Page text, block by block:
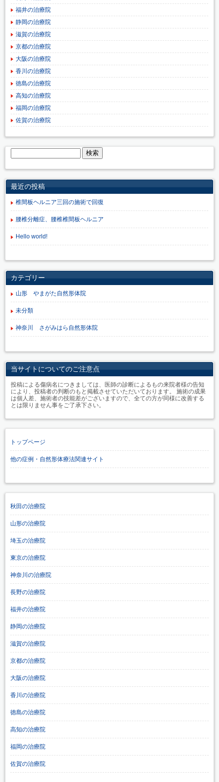
福井の治療院
静岡の治療院
滋賀の治療院
京都の治療院
大阪の治療院
香川の治療院
徳島の治療院
高知の治療院
福岡の治療院
佐賀の治療院
最近の投稿
椎間板ヘルニア三回の施術で回復
腰椎分離症、腰椎椎間板ヘルニア
Hello world!
カテゴリー
山形 やまがた自然形体院
未分類
神奈川 さがみはら自然形体院
当サイトについてのご注意点
投稿による傷病名につきましては、医師の診断によるもの来院者様の告知
により、投稿者の判断のもと掲載させていただいております。 施術の成果
は個人差、施術者の技能差がございますので、全ての方が同様に改善する
とは限りません事をご了承下さい。
トップページ
他の症例・自然形体療法関連サイト
秋田の治療院
山形の治療院
埼玉の治療院
東京の治療院
神奈川の治療院
長野の治療院
福井の治療院
静岡の治療院
滋賀の治療院
京都の治療院
大阪の治療院
香川の治療院
徳島の治療院
高知の治療院
福岡の治療院
佐賀の治療院